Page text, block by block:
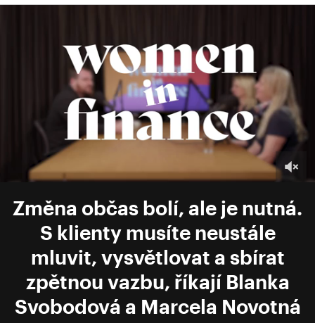
Změna občas bolí, ale je nutná.
S klienty musíte neustále
mluvit, vysvětlovat a sbírat
zpětnou vazbu, říkají Blanka
Svobodová a Marcela Novotná